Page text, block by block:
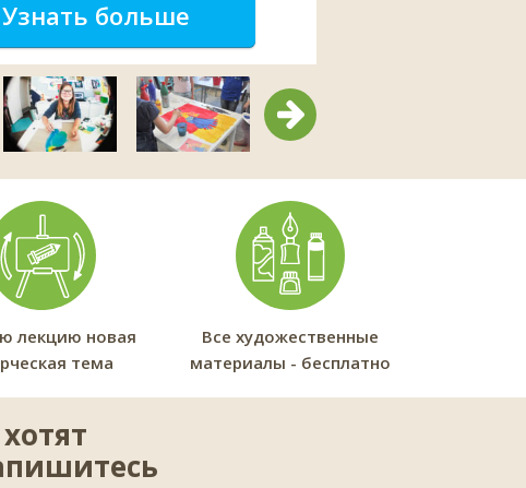
Узнать больше
Следующий
лекцию новая
тема
Все художественные
материалы - бесплатно